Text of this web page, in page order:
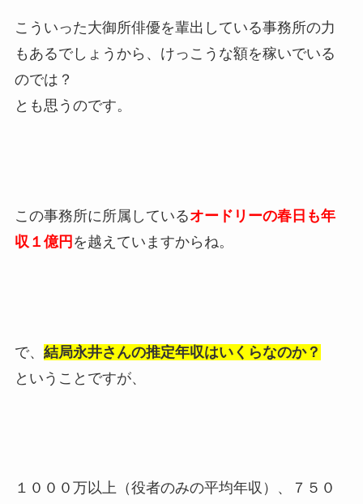
こういった大御所俳優を輩出している事務所の力
もあるでしょうから、けっこうな額を稼いでいる
のでは？
とも思うのです。
この事務所に所属しているオードリーの春日も年
収１億円 を越えていますからね。
で、 結局永井さんの推定年収はいくらなのか？
ということですが、
１０００万以上（役者のみの平均年収）、７５０